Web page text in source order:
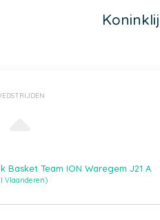
Basket Team ION Waregem J21 A
Vlaanderen)